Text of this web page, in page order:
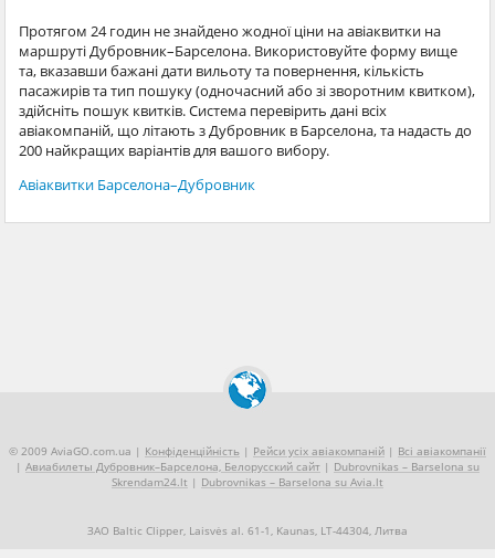
Протягом 24 годин не знайдено жодної ціни на авіаквитки на
маршруті Дубровник–Барселона. Використовуйте форму вище
та, вказавши бажані дати вильоту та повернення, кількість
пасажирів та тип пошуку (одночасний або зі зворотним квитком),
здійсніть пошук квитків. Система перевірить дані всіх
авіакомпаній, що літають з Дубровник в Барселона, та надасть до
200 найкращих варіантів для вашого вибору.
Авіаквитки Барселона–Дубровник
© 2009 AviaGO.com.ua | Конфіденційність | Рейси усіх авіакомпаній | Всі авіакомпанії
| Авиабилеты Дубровник–Барселона, Белорусский сайт | Dubrovnikas – Barselona su
Skrendam24.lt | Dubrovnikas – Barselona su Avia.lt
ЗАО Baltic Clipper, Laisvės al. 61-1, Kaunas, LT-44304, Литва